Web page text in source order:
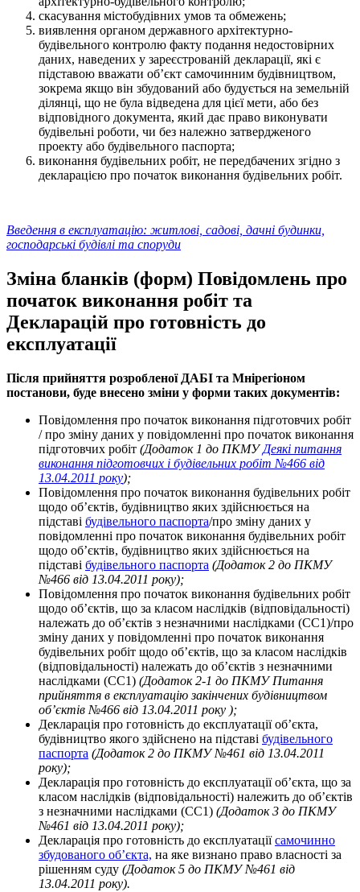
скасування містобудівних умов та обмежень;
виявлення органом державного архітектурно-
будівельного контролю факту подання недостовірних
даних, наведених у зареєстрованій декларації, які є
підставою вважати об’єкт самочинним будівництвом,
зокрема якщо він збудований або будується на земельній
ділянці, що не була відведена для цієї мети, або без
відповідного документа, який дає право виконувати
будівельні роботи, чи без належно затвердженого
проекту або будівельного паспорта;
виконання будівельних робіт, не передбачених згідно з
декларацією про початок виконання будівельних робіт.
Введення в експлуатацію: житлові, садові, дачні будинки,
господарські будівлі та споруди
Зміна бланків (форм) Повідомлень про
початок виконання робіт та
Декларацій про готовність до
експлуатації
Після прийняття розробленої ДАБІ та Мнірегіоном
постанови, буде внесено зміни у форми таких документів:
Повідомлення про початок виконання підготовчих робіт
/ про зміну даних у повідомленні про початок виконання
підготовчих робіт (Додаток 1 до ПКМУДеякі питання
виконання підготовчих і будівельних робіт №466 від
13.04.2011 року);
Повідомлення про початок виконання будівельних робіт
щодо об’єктів, будівництво яких здійснюється на
підставі будівельного паспорта/про зміну даних у
повідомленні про початок виконання будівельних робіт
щодо об’єктів, будівництво яких здійснюється на
підставі будівельного паспорта (Додаток 2 до ПКМУ
№466 від 13.04.2011 року);
Повідомлення про початок виконання будівельних робіт
щодо об’єктів, що за класом наслідків (відповідальності)
належать до об’єктів з незначними наслідками (СС1)/про
зміну даних у повідомленні про початок виконання
будівельних робіт щодо об’єктів, що за класом наслідків
(відповідальності) належать до об’єктів з незначними
наслідками (СС1) (Додаток 2-1 до ПКМУ Питання
прийняття в експлуатацію закінчених будівництвом
об’єктів №466 від 13.04.2011 року );
Декларація про готовність до експлуатації об’єкта,
будівництво якого здійснено на підставі будівельного
паспорта (Додаток 2 до ПКМУ №461 від 13.04.2011
року);
Декларація про готовність до експлуатації об’єкта, що за
класом наслідків (відповідальності) належить до об’єктів
з незначними наслідками (СС1) (Додаток 3 до ПКМУ
№461 від 13.04.2011 року);
Декларація про готовність до експлуатаціїсамочинно
збудованого об’єкта, на яке визнано право власності за
рішенням суду (Додаток 5 до ПКМУ №461 від
13.04.2011 року).